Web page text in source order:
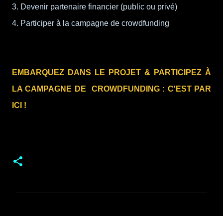
3. Devenir partenaire financier (public ou privé)
4. Participer à la campagne de crowdfunding
EMBARQUEZ DANS LE PROJET &
PARTICIPEZ À
LA CAMPAGNE DE CROWDFUNDING : C'EST PAR
ICI !